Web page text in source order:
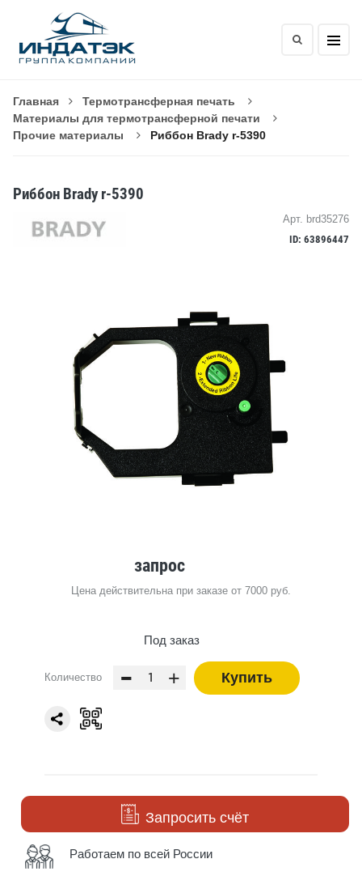
Главная
Термотрансферная печать
Материалы для термотрансферной печати
Прочие материалы
Риббон Brady r-5390
Риббон Brady r-5390
Арт. brd35276
ID: 63896447
запрос
Цена действительна при заказе от 7000 руб.
Под заказ
Количество - + Купить
Запросить счёт
Работаем по всей России